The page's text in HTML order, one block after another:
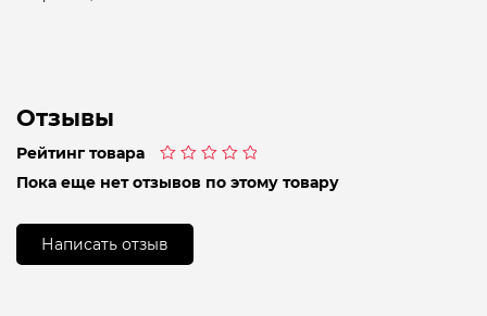
Отзывы
Рейтинг товара
0
Пока еще нет отзывов по этому товару
Написать отзыв